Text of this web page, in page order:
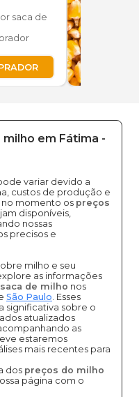
saca de
milho em Fátima -
variar devido a
custos de produção e
momento os preços
disponíveis,
nossas
precisos e
milho e seu
as informações
de milho nos
São Paulo. Esses
significativa sobre o
atualizados
as
estaremos
mais recentes para
dos preços do milho
página com o